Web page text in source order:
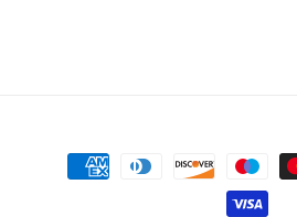
Zahlungsmöglichkeiten